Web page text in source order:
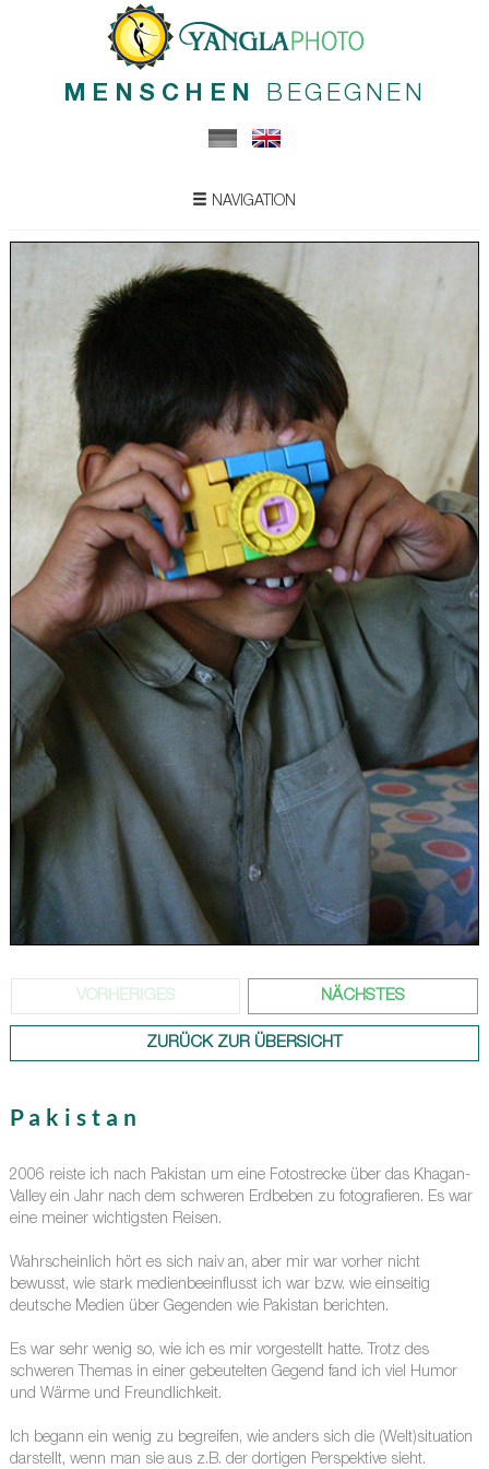
MENSCHEN BEGEGNEN
NAVIGATION
VORHERIGES NÄCHSTES
ZURÜCK ZUR ÜBERSICHT
Pakistan
2006 reiste ich nach Pakistan um eine Fotostrecke über das Khagan-
Valley ein Jahr nach dem schweren Erdbeben zu fotografieren. Es war
eine meiner wichtigsten Reisen.
Wahrscheinlich hört es sich naiv an, aber mir war vorher nicht
bewusst, wie stark medienbeeinflusst ich war bzw. wie einseitig
deutsche Medien über Gegenden wie Pakistan berichten.
Es war sehr wenig so, wie ich es mir vorgestellt hatte. Trotz des
schweren Themas in einer gebeutelten Gegend fand ich viel Humor
und Wärme und Freundlichkeit.
Ich begann ein wenig zu begreifen, wie anders sich die (Welt)situation
darstellt, wenn man sie aus z.B. der dortigen Perspektive sieht.